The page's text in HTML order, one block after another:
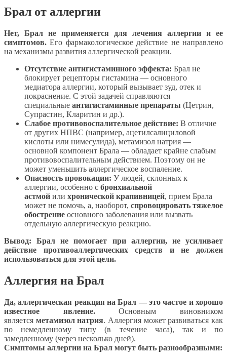
Брал от аллергии
Нет, Брал не применяется для лечения аллергии и ее
симптомов. Его фармакологическое действие не направлено
на механизмы развития аллергической реакции.
Отсутствие антигистаминного эффекта: Брал не
блокирует рецепторы гистамина — основного
медиатора аллергии, который вызывает зуд, отек и
покраснение. С этой задачей справляются
специальные антигистаминные препараты (Цетрин,
Супрастин, Кларитин и др.).
Слабое противовоспалительное действие: В отличие
от других НПВС (например, ацетилсалициловой
кислоты или нимесулида), метамизол натрия —
основной компонент Брала — обладает крайне слабым
противовоспалительным действием. Поэтому он не
может уменьшить аллергическое воспаление.
Опасность провокации: У людей, склонных к
аллергии, особенно с бронхиальной
астмой или хронической крапивницей, прием Брала
может не помочь, а, наоборот, спровоцировать тяжелое
обострение основного заболевания или вызвать
отдельную аллергическую реакцию.
Вывод: Брал не помогает при аллергии, не усиливает
действие противоаллергических средств и не должен
использоваться для этой цели.
Аллергия на Брал
Да, аллергическая реакция на Брал — это частое и хорошо
известное явление.Основным виновником
является метамизол натрия. Аллергия может развиваться как
по немедленному типу (в течение часа), так и по
замедленному (через несколько дней).
Симптомы аллергии на Брал могут быть разнообразными: